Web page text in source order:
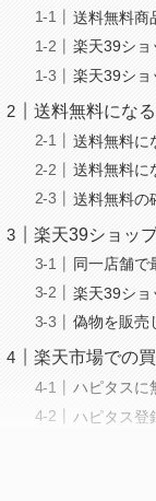
送料無料商
楽天39ショ
楽天39ショ
送料無料にな
送料無料に
送料無料に
送料無料の
楽天39ショッ
同一店舗で
楽天39ショ
偽物を販売
楽天市場での
ハピタスに
ハピタス登